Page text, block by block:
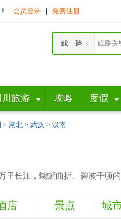
会员登录 免费注册
线 路
旅游 攻略 度假
> 湖北 > 武汉 > 汉南
里长江，蜿蜒曲折、碧波千顷
店 景点 城